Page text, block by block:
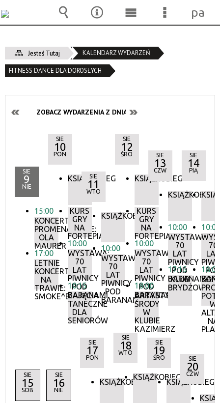
Jesteś Tutaj KALENDARZ WYDARZEŃ
FITNESS DANCE DLA DOROSŁYCH
ZOBACZ WYDARZENIA Z DNIA:
SIE
9
NIE
15:00
KONCERTY
PROMENADOWE:
OLA
MAURER
17:00
LETNIE
KONCERTY
NA
TRAWIE:
SMOKE^BLUES
SIE
10
PON
KSIĄŻKOBIEG
KURS
GRY
NA
FORTEPIANIE
10:00
WYSTAWA:
70
LAT
PIWNICY
POD
BARANAMI
10:15
ZAJĘCIA
TANECZNE
DLA
SENIORÓW
SIE
11
WTO
KSIĄŻKOBIEG
10:00
WYSTAWA:
70
LAT
PIWNICY
POD
BARANAMI
SIE
12
ŚRO
KSIĄŻKOBIEG
KURS
GRY
NA
FORTEPIANIE
10:00
WYSTAWA:
70
LAT
PIWNICY
POD
BARANAMI
18:00
ARTYSTYCZNE
ŚRODY
W
KLUBIE
KAZIMIERZ
SIE
13
CZW
KSIĄŻKOBIEG
10:00
WYSTAWA:
70
LAT
PIWNICY
POD
BARANAMI
17:15
KLUB
BRYDŻOWY
SIE
14
PIĄ
10:00
70
LAT
18:00
W
NA
SIE
15
SOB
SIE
16
NIE
SIE
17
PON
KSIĄŻKOBIEG
SIE
18
WTO
KSIĄŻKOBIEG
SIE
19
ŚRO
KSIĄŻKOBIEG
SIE
20
CZW
Wyszukiwarka
Narzędzia
MenuMenu